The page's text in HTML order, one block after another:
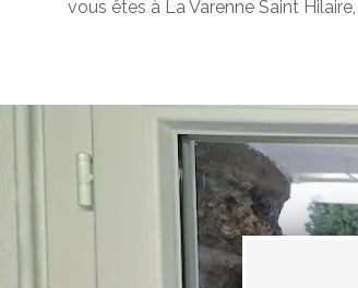
vous êtes à La Varenne Saint